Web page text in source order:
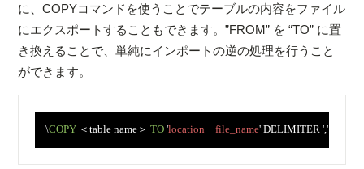
に、COPYコマンドを使うことでテーブルの内容をファイル
にエクスポートすることもできます。”FROM” を “TO” に置
き換えることで、単純にインポートの逆の処理を行うこと
ができます。
\COPY ＜table name＞ TO 'location + file_name' DELIMITER ',' CSV